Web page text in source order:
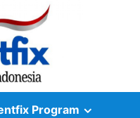
Program